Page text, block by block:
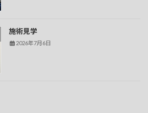
施術見学
2026年7月6日